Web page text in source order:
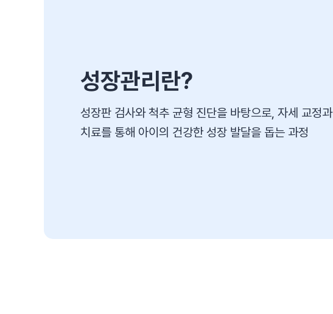
성장관리란?
성장판 검사와 척추 균형 진단을 바탕으로, 자세 교정과
치료를 통해 아이의 건강한 성장 발달을 돕는 과정